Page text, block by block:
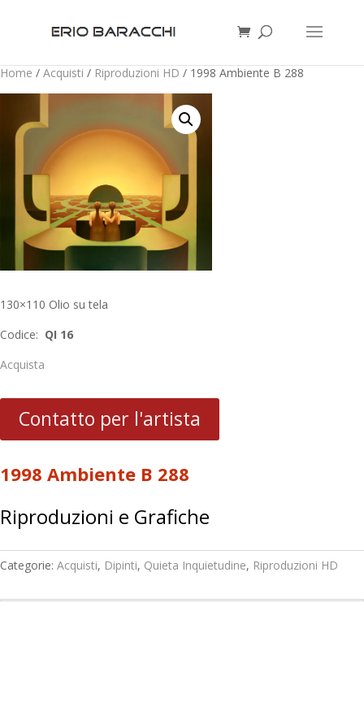
Home / Acquisti / Riproduzioni HD / 1998 Ambiente B 288
130×110 Olio su tela
Codice: QI 16
Acquista
Contatto per l'artista
1998 Ambiente B 288
Riproduzioni e Grafiche
Categorie: Acquisti, Dipinti, Quieta Inquietudine, Riproduzioni HD